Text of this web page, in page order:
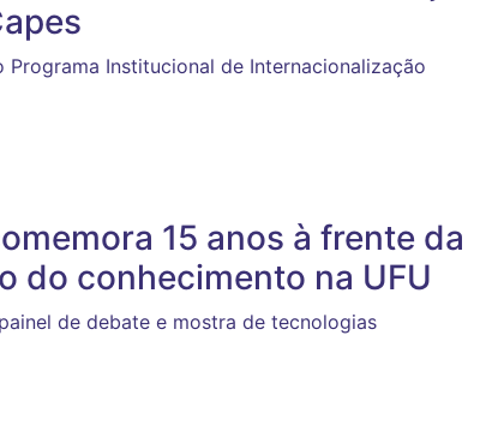
Institucional de Internacionalização
15 anos à frente da
do conhecimento na UFU
de debate e mostra de tecnologias